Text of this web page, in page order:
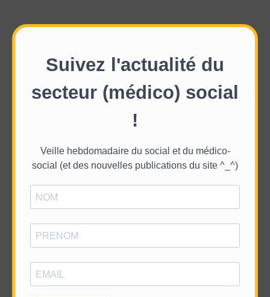
Suivez l'actualité du
secteur (médico) social
!
Veille hebdomadaire du social et du médico-
social (et des nouvelles publications du site ^_^)